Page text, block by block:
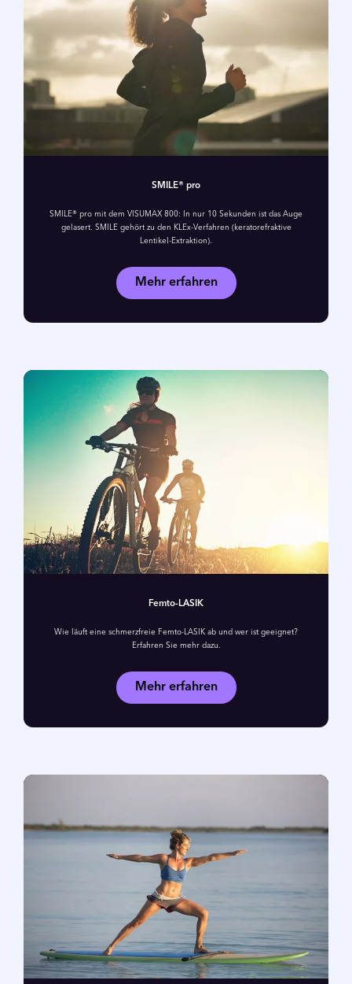
SMILE® pro
SMILE® pro mit dem VISUMAX 800: In nur 10 Sekunden ist das Auge
gelasert. SMILE gehört zu den KLEx-Verfahren (keratorefraktive
Lentikel-Extraktion).
Mehr erfahren
Femto-LASIK
Wie läuft eine schmerzfreie Femto-LASIK ab und wer ist geeignet?
Erfahren Sie mehr dazu.
Mehr erfahren